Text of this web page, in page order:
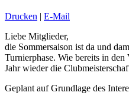
Drucken
E-Mail
Liebe Mitglieder,
die Sommersaison ist da und
Turnierphase. Wie bereits in
Jahr wieder die
Geplant auf Grundlage des